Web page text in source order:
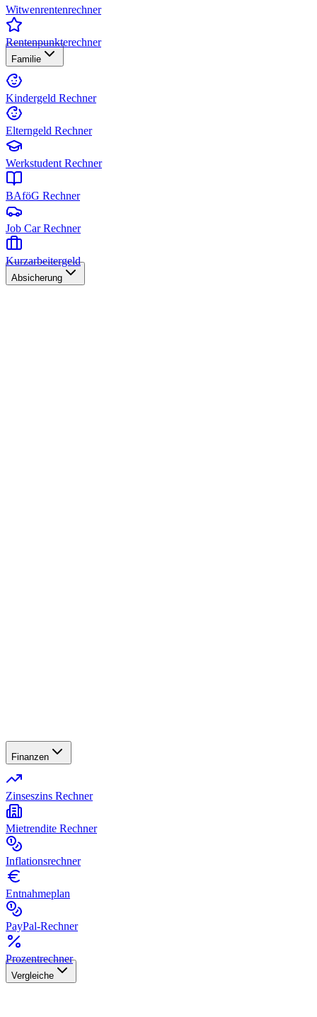
Witwenrentenrechner
Rentenpunkterechner
Familie
Kindergeld Rechner
Elterngeld Rechner
Werkstudent Rechner
BAföG Rechner
Job Car Rechner
Kurzarbeitergeld
Absicherung
Finanzen
Zinseszins Rechner
Mietrendite Rechner
Inflationsrechner
Entnahmeplan
PayPal-Rechner
Prozentrechner
Vergleiche